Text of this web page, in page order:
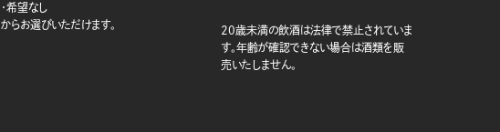
・希望なし
からお選びいただけます。
20歳未満の飲酒は法律で禁止されていま
す。年齢が確認できない場合は酒類を販
売いたしません。